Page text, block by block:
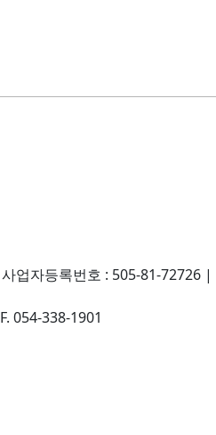
사업자등록번호 : 505-81-72726 |
F. 054-338-1901